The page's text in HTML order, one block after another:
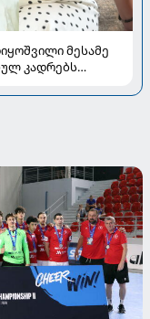
მესამე
კადრებს